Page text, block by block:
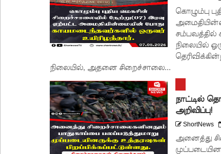
கொழும்பு
சம்பவத்தில்
நிலையில்
நிலையில், அதனை சிறைச்சாலை...
நாட்டில்
அறிவிப்பு!
ShortNews
அனைத்து